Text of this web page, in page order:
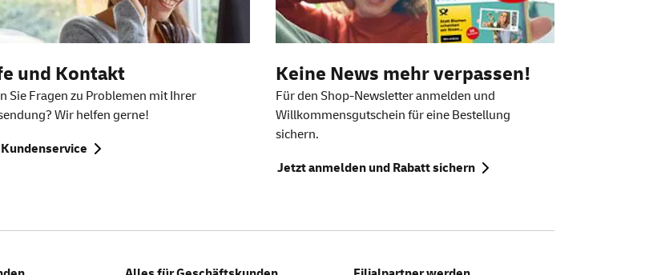
und Kontakt
Sie Fragen zu Problemen mit Ihrer
Wir helfen gerne!
Keine News mehr verpassen!
Für den Shop-Newsletteranmelden und
Willkommensgutschein für eine Bestellung
sichern.
Jetzt anmelden und Rabatt sichern